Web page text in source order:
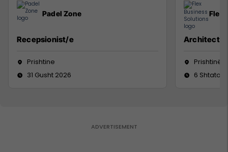
Padel Zone
Recepsionist/e
Prishtine
31 Gusht 2026
Flex
Architect
Prishtinë
6 Shtator